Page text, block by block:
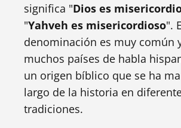
significa "Dios es
"Yahveh es misericordioso".
denominación es muy común
muchos países de habla
un origen bíblico que se ha
largo de la historia en
tradiciones.